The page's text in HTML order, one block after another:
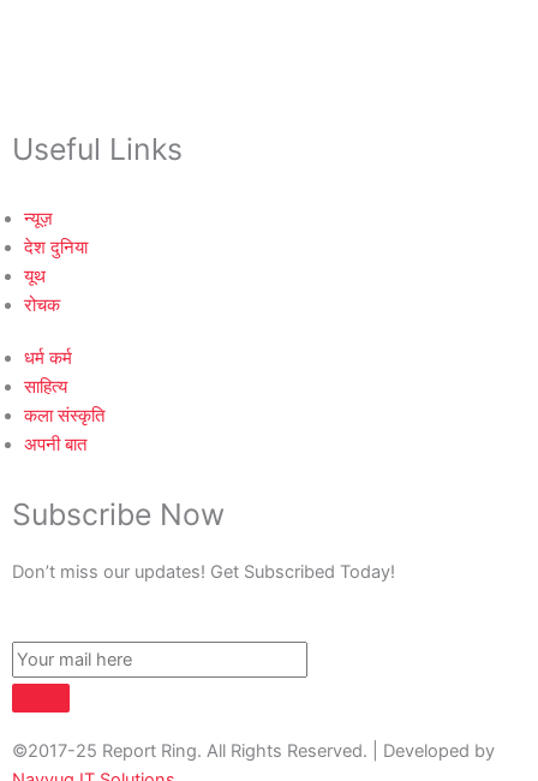
Useful Links
न्यूज़
देश दुनिया
यूथ
रोचक
धर्म कर्म
साहित्य
कला संस्कृति
अपनी बात
Subscribe Now
Don’t miss our updates! Get Subscribed Today!
©2017-25 Report Ring. All Rights Reserved. | Developed by